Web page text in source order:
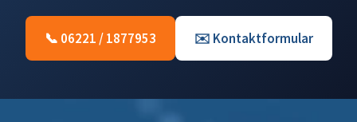
📞 06221 / 1877953 ✉️ Kontaktformular